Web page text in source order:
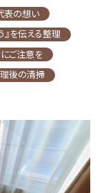
表の想い
』を伝える整理
ご注意を
後の清掃